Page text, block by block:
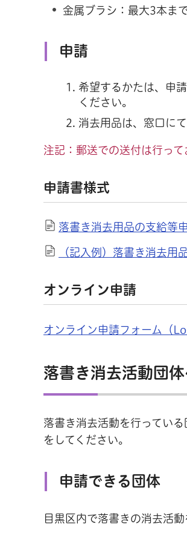
金属ブラシ：最大3本ま
申請
希望するかたは、申
ください。
消去用品は、窓口に
注記：郵送での送付は行って
申請書様式
落書き消去用品の支給等
（記入例）落書き消去用
オンライン申請
オンライン申請フォーム（
落書き消去活動団
落書き消去活動を行ってい
をしてください。
申請できる団体
目黒区内で落書きの消去活